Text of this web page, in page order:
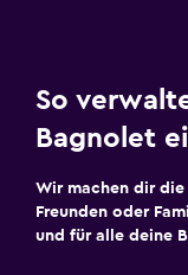
So
Bagnolet
Wir machen dir
Freunden oder
und für alle deine